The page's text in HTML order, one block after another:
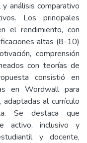
análisis comparativo
Los principales
el rendimiento, con
altas (8-10)
comprensión
con teorías de
consistió en
en Wordwall para
al currículo
Se destaca que
activo, inclusivo y
y docente,